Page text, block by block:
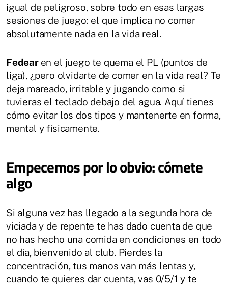
igual de peligroso, sobre todo en esas largas
sesiones de juego: el que implica no comer
absolutamente nada en la vida real.
Fedear en el juego te quema el PL (puntos de
liga), ¿pero olvidarte de comer en la vida real? Te
deja mareado, irritable y jugando como si
tuvieras el teclado debajo del agua. Aquí tienes
cómo evitar los dos tipos y mantenerte en forma,
mental y físicamente.
Empecemos por lo obvio: cómete
algo
Si alguna vez has llegado a la segunda hora de
viciada y de repente te has dado cuenta de que
no has hecho una comida en condiciones en todo
el día, bienvenido al club. Pierdes la
concentración, tus manos van más lentas y,
cuando te quieres dar cuenta, vas 0/5/1 y te